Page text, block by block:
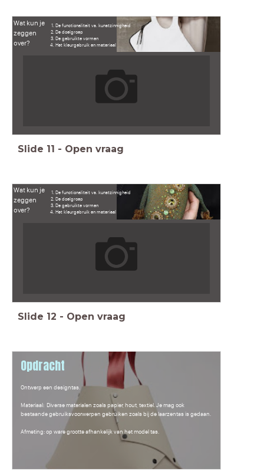
Wat kun je
zeggen
over?
De functionaliteit vs. kunstzinnigheid
De doelgroep
De gebruikte vormen
Het kleurgebruik en materiaal
Slide 11 - Open vraag
Wat kun je
zeggen
over?
De functionaliteit vs. kunstzinnigheid
De doelgroep
De gebruikte vormen
Het kleurgebruik en materiaal
Slide 12 - Open vraag
Opdracht
Ontwerp een designtas.
Materiaal: Diverse materialen zoals papier, hout, textiel. Je mag ook
bestaande gebruiksvoorwerpen gebruiken zoals bij de laarzentas is gedaan.
Afmeting: op ware grootte afhankelijk van het model tas.